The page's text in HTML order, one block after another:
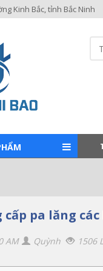
Kinh Bắc, tỉnh Bắc Ninh
pa lăng
AM Quỳnh 1506